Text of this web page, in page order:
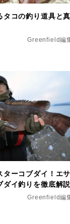
タコの釣り道具と
Greenfield編
ターコブダイ！エ
ダイ釣りを徹底解説
Greenfield編